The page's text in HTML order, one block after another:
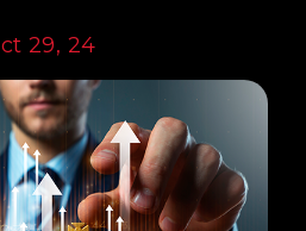
29, 24